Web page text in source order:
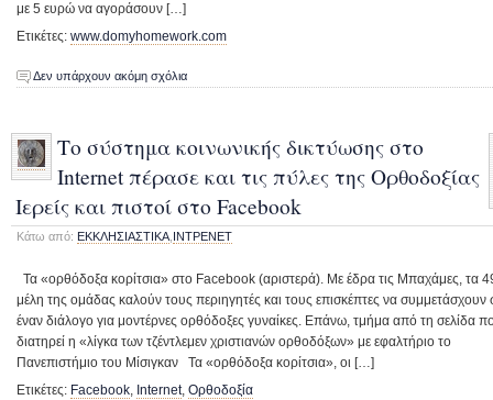
με 5 ευρώ να αγοράσουν […]
Ετικέτες: www.domyhomework.com
Δεν υπάρχουν ακόμη σχόλια
Το σύστημα κοινωνικής δικτύωσης στο
Ιnternet πέρασε και τις πύλες της Ορθοδοξίας
Ιερείς και πιστοί στο Facebook
Κάτω από: ΕΚΚΛΗΣΙΑΣΤΙΚΑ ΙΝΤΡΕΝΕΤ
Τα «ορθόδοξα κορίτσια» στο Facebook (αριστερά). Με έδρα τις Μπαχάμες, τα
μέλη της ομάδας καλούν τους περιηγητές και τους επισκέπτες να συμμετάσχουν
έναν διάλογο για μοντέρνες ορθόδοξες γυναίκες. Επάνω, τμήμα από τη σελίδα
διατηρεί η «λίγκα των τζέντλεμεν χριστιανών ορθοδόξων» με εφαλτήριο το
Πανεπιστήμιο του Μίσιγκαν Τα «ορθόδοξα κορίτσια», οι […]
Ετικέτες: Facebook, Ιnternet, Ορθοδοξία